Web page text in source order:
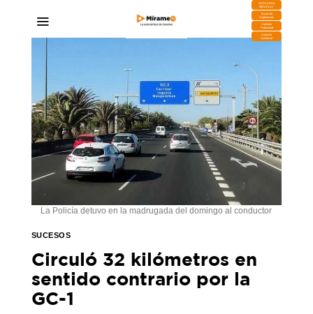
DESCARGA
MIRAPLAY
Buzón de
Sugerencias
Contratar
Publicidad
Contacto
Comercial
La Policía detuvo en la madrugada del domingo al conductor
SUCESOS
Circuló 32 kilómetros en
sentido contrario por la
GC-1